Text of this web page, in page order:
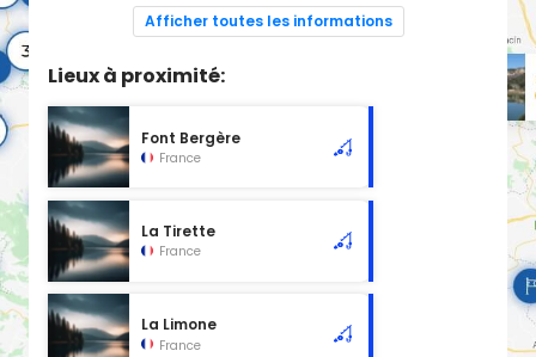
Espèces de
Truite Fario
Afficher toutes les informations
Lieux à proximité:
Font Bergère
France
La Tirette
France
La Limone
France